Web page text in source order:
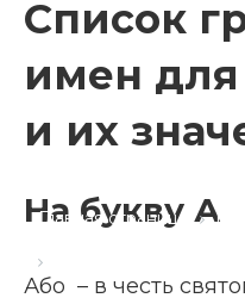
Главная страница
Блог
Список
имен
и их
На букву А
Або – в честь